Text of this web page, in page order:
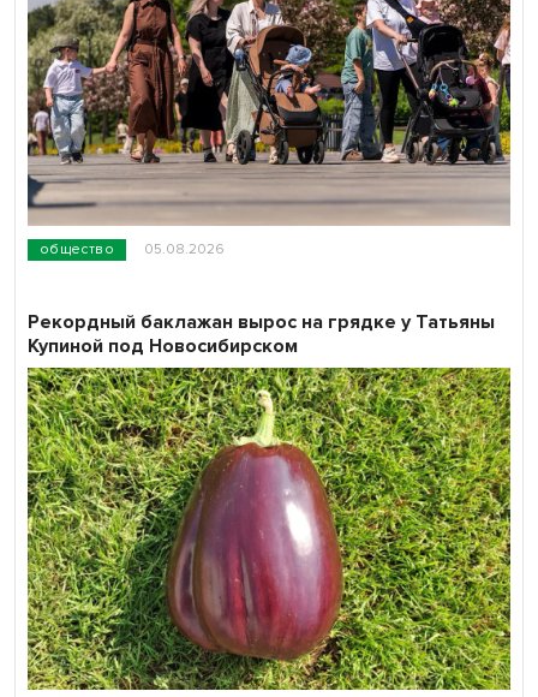
общество 05.08.2026
Рекордный баклажан вырос на грядке у Татьяны
Купиной под Новосибирском